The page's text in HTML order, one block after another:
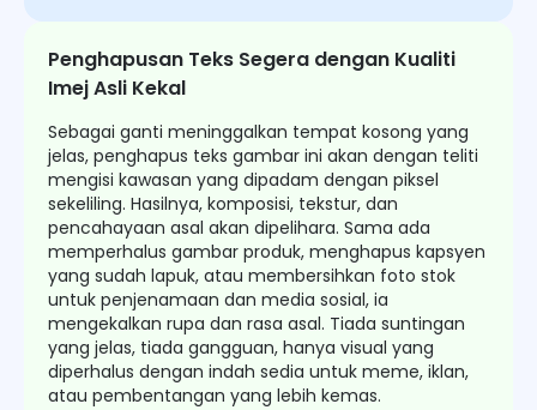
Penghapusan Teks Segera dengan Kualiti
Imej Asli Kekal
Sebagai ganti meninggalkan tempat kosong yang
jelas, penghapus teks gambar ini akan dengan teliti
mengisi kawasan yang dipadam dengan piksel
sekeliling. Hasilnya, komposisi, tekstur, dan
pencahayaan asal akan dipelihara. Sama ada
memperhalus gambar produk, menghapus kapsyen
yang sudah lapuk, atau membersihkan foto stok
untuk penjenamaan dan media sosial, ia
mengekalkan rupa dan rasa asal. Tiada suntingan
yang jelas, tiada gangguan, hanya visual yang
diperhalus dengan indah sedia untuk meme, iklan,
atau pembentangan yang lebih kemas.